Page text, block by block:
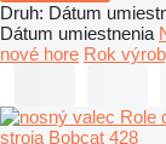
Druh: Dátum
Dátum umiestnenia
nové hore Rok